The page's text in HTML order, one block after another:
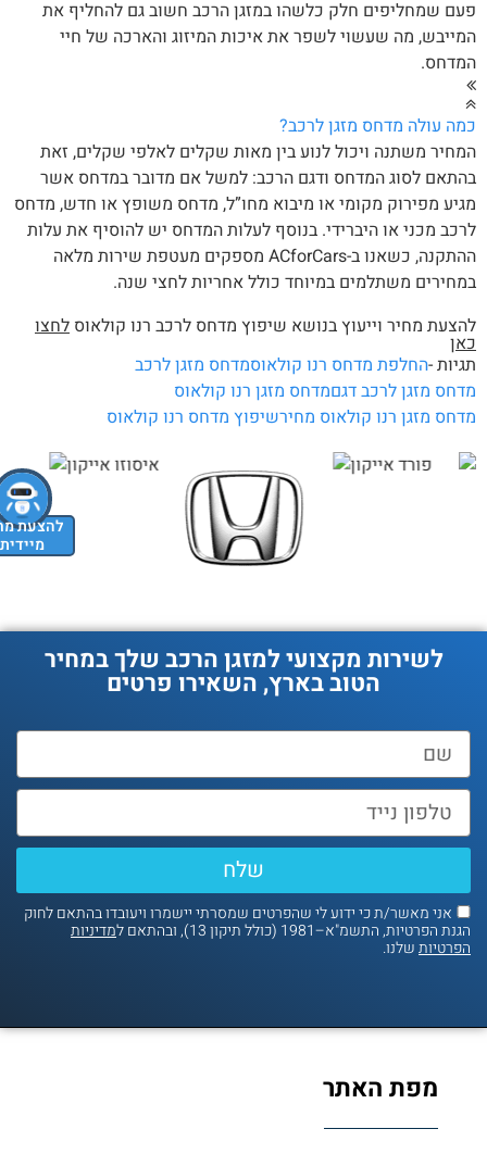
שמחליפים חלק כלשהו במזגן הרכב חשוב גם להחליף את
מה שעשוי לשפר את איכות המיזוג והארכה של חיי
עולה מדחס מזגן לרכב?
משתנה ויכול לנוע בין מאות שקלים לאלפי שקלים, זאת
לסוג המדחס ודגם הרכב: למשל אם מדובר במדחס אשר
מפירוק מקומי או מיבוא מחו”ל, מדחס משופץ או חדש, מדחס
מכני או היברידי. בנוסף לעלות המדחס יש להוסיף את עלות
ההתקנה, כשאנו ב-ACforCars מספקים מעטפת שירות מלאה
משתלמים במיוחד כולל אחריות לחצי שנה.
מחיר וייעוץ בנושא שיפוץ מדחס לרכב רנו קולאוסלחצו
-החלפת מדחס רנו קולאוסמדחס מזגן לרכב
מזגן לרכב דגםמדחס מזגן רנו קולאוס
מזגן רנו קולאוס מחירשיפוץ מדחס רנו קולאוס
לשירות מקצועי למזגן הרכב שלך במחיר
הטוב בארץ, השאירו פרטים
אני מאשר/ת כי ידוע לי שהפרטים שמסרתי יישמרו ויעובדו בהתאם לחוק
הפרטיות, התשמ"א–1981 (כולל תיקון 13), ובהתאם ל מדיניות
שלנו.
שלח
מפת האתר
להצעת מחיר
מיידית